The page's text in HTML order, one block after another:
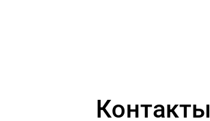
Контакты